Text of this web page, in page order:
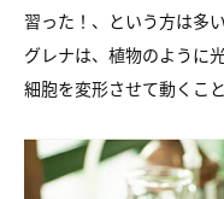
習った！、という方は多
グレナは、植物のように
細胞を変形させて動くこ